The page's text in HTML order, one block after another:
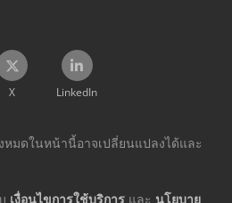
X LinkedIn
มดในหน้านี้อาจเปลี่ยนแปลงได้และ
เงื่อนไขการใช้บริการ และ นโยบาย